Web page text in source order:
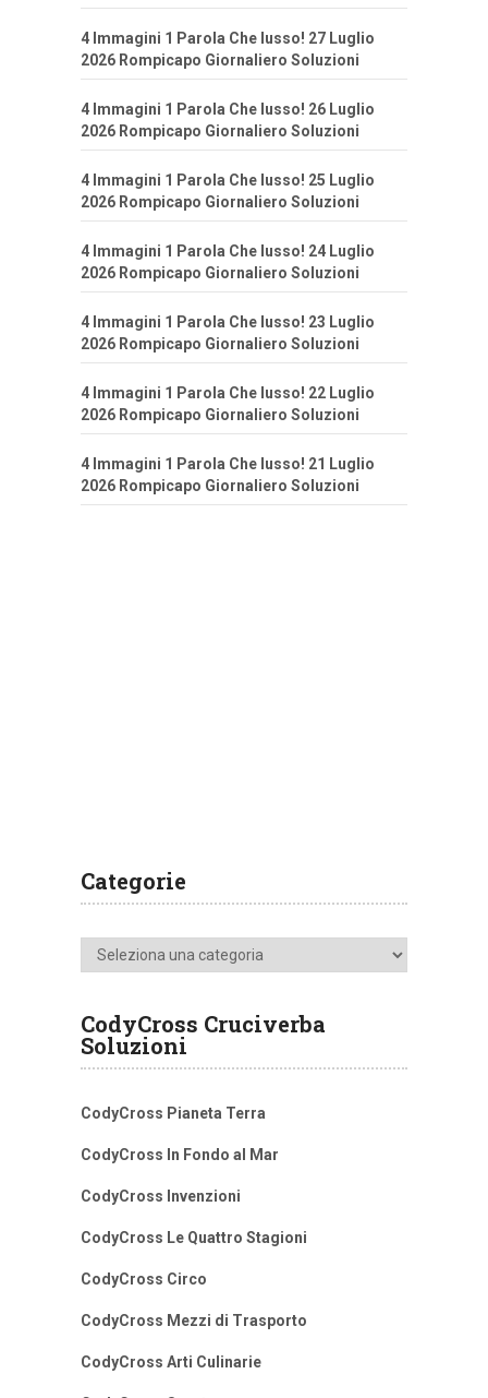
4 Immagini 1 Parola Che lusso! 27 Luglio
2026 Rompicapo Giornaliero Soluzioni
4 Immagini 1 Parola Che lusso! 26 Luglio
2026 Rompicapo Giornaliero Soluzioni
4 Immagini 1 Parola Che lusso! 25 Luglio
2026 Rompicapo Giornaliero Soluzioni
4 Immagini 1 Parola Che lusso! 24 Luglio
2026 Rompicapo Giornaliero Soluzioni
4 Immagini 1 Parola Che lusso! 23 Luglio
2026 Rompicapo Giornaliero Soluzioni
4 Immagini 1 Parola Che lusso! 22 Luglio
2026 Rompicapo Giornaliero Soluzioni
4 Immagini 1 Parola Che lusso! 21 Luglio
2026 Rompicapo Giornaliero Soluzioni
Categorie
Categorie
CodyCross Cruciverba
Soluzioni
CodyCross Pianeta Terra
CodyCross In Fondo al Mar
CodyCross Invenzioni
CodyCross Le Quattro Stagioni
CodyCross Circo
CodyCross Mezzi di Trasporto
CodyCross Arti Culinarie